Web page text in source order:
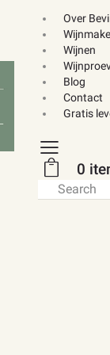
Over
Wijnen
Blog
Contact
Gratis
0
Search